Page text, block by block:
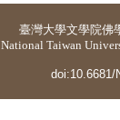
臺灣大學文學院佛
National Taiwan
doi:10.6681/